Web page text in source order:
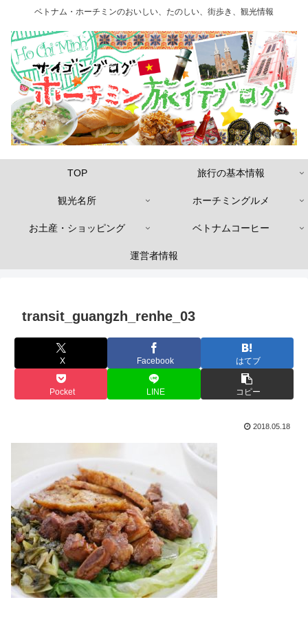
ベトナム・ホーチミンのおいしい、たのしい、街歩き、観光情報
TOP 旅行の基本情報
観光名所 ホーチミングルメ
お土産・ショッピング ベトナムコーヒー
運営者情報
transit_guangzh_renhe_03
X Facebook はてブ
Pocket LINE コピー
2018.05.18